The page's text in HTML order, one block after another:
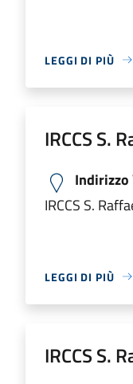
LEGGI DI PIÙ
IRCCS S.
Indirizzo
IRCCS S.
LEGGI DI PIÙ
IRCCS S.